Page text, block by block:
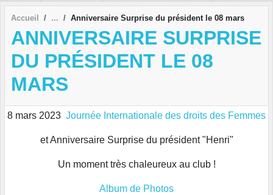
Accueil Anniversaire Surprise du président le 08 mars
ANNIVERSAIRE SURPRISE
DU PRÉSIDENT LE 08
MARS
8 mars 2023 Journée Internationale des droits des Femmes
et Anniversaire Surprise du président "Henri"
Un moment très chaleureux au club !
Album de Photos